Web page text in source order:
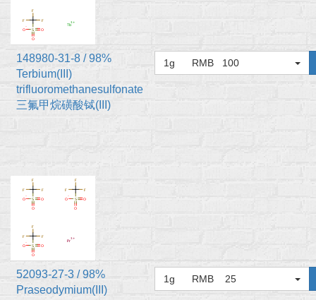
148980-31-8 / 98%
Terbium(III)
trifluoromethanesulfonate
三氟甲烷磺酸铽(III)
1g RMB 100
52093-27-3 / 98%
Praseodymium(III)
1g RMB 25